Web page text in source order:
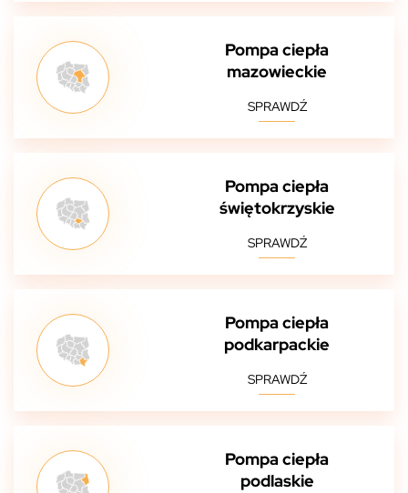
Pompa ciepła
mazowieckie
SPRAWDŹ
Pompa ciepła
świętokrzyskie
SPRAWDŹ
Pompa ciepła
podkarpackie
SPRAWDŹ
Pompa ciepła
podlaskie